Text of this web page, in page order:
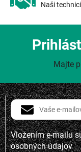
Naši
Vložením e-mailu
osobných údajov
Majte